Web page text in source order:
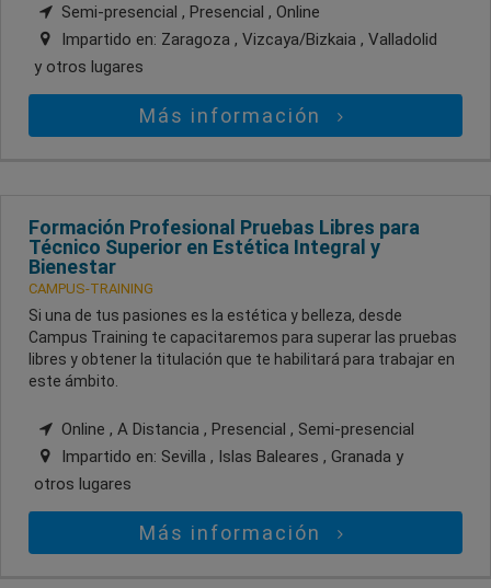
Semi-presencial , Presencial , Online
Impartido en: Zaragoza , Vizcaya/Bizkaia , Valladolid
y otros lugares
Más información
Formación Profesional Pruebas Libres para
Técnico Superior en Estética Integral y
Bienestar
CAMPUS-TRAINING
Si una de tus pasiones es la estética y belleza, desde
Campus Training te capacitaremos para superar las pruebas
libres y obtener la titulación que te habilitará para trabajar en
este ámbito.
Online , A Distancia , Presencial , Semi-presencial
Impartido en: Sevilla , Islas Baleares , Granada y
otros lugares
Más información